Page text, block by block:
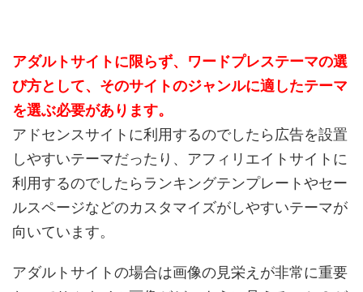
アダルトサイトに限らず、ワードプレステーマの選
び方として、そのサイトのジャンルに適したテーマ
を選ぶ必要があります。
アドセンスサイトに利用するのでしたら広告を設置
しやすいテーマだったり、アフィリエイトサイトに
利用するのでしたらランキングテンプレートやセー
ルスページなどのカスタマイズがしやすいテーマが
向いています。
アダルトサイトの場合は画像の見栄えが非常に重要